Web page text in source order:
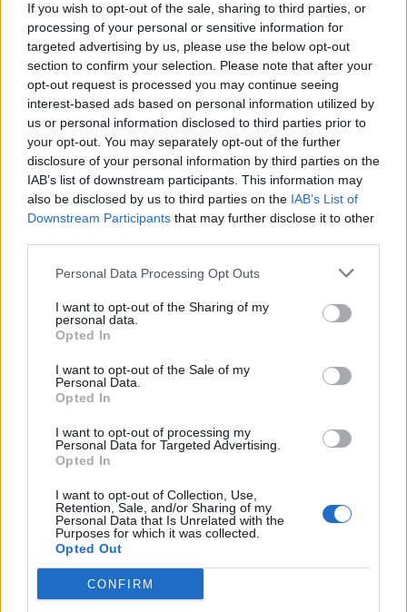
If you wish to opt-out of the sale, sharing to third parties, or
processing of your personal or sensitive information for
targeted advertising by us, please use the below opt-out
section to confirm your selection. Please note that after your
opt-out request is processed you may continue seeing
interest-based ads based on personal information utilized by
us or personal information disclosed to third parties prior to
your opt-out. You may separately opt-out of the further
disclosure of your personal information by third parties on the
IAB’s list of downstream participants. This information may
also be disclosed by us to third parties on the IAB’s List of
Downstream Participants that may further disclose it to other
Personal Data Processing Opt Outs
I want to opt-out of the Sharing of my
personal data.
Opted In
I want to opt-out of the Sale of my
Personal Data.
Opted In
I want to opt-out of processing my
Personal Data for Targeted Advertising.
Opted In
I want to opt-out of Collection, Use,
Retention, Sale, and/or Sharing of my
Personal Data that Is Unrelated with the
Purposes for which it was collected.
Opted Out
CONFIRM
Luetuimmat
PÄIVÄ VIIKKO KUUKAUSI
Leskeneläke ei kuulu kaikille – Kela
muistuttaa tärkeästä ikärajasta
Sääennuste ulottuu nyt marraskuulle – tältä
näyttää syksyn sää
Finnairin lennoista osan lentää jatkossa
vuoksi